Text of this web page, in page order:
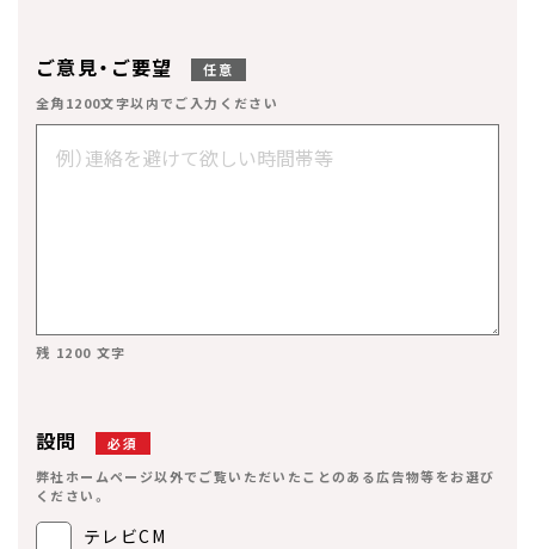
ご意見・ご要望
任意
全角1200文字以内でご入力ください
残 1200 文字
設問
必須
弊社ホームページ以外でご覧いただいたことのある広告物等をお選び
ください。
テレビCM